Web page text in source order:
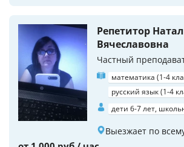
Репетитор
Вячеславовна
Частный
математика (1-4
русский язык (1-4
дети 6-7 лет,
Выезжает по